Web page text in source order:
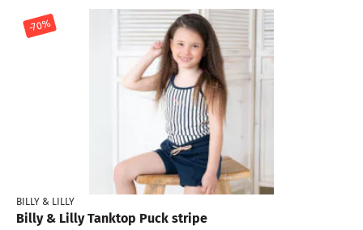
-70%
BILLY & LILLY
Billy & Lilly Tanktop Puck stripe